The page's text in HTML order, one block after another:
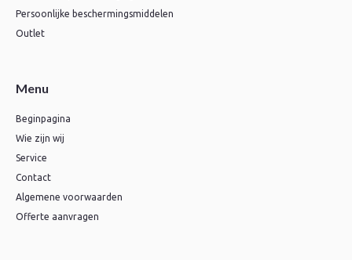
Persoonlijke beschermingsmiddelen
Outlet
Menu
Beginpagina
Wie zijn wij
Service
Contact
Algemene voorwaarden
Offerte aanvragen